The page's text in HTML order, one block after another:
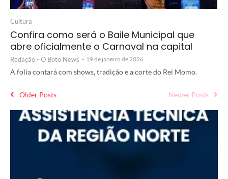
Cultura
Confira como será o Baile Municipal que
abre oficialmente o Carnaval na capital
Redação - O Boto News - 19 de janeiro de 2026
A folia contará com shows, tradição e a corte do Rei Momo.
Older Posts Newer Posts